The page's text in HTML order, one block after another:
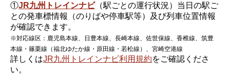
①JR九州トレインナビ（駅ごとの運行状況）当日の駅ご
との発車標情報（のりばや停車駅等）及び列車位置情報
が確認できます。
※対応線区：鹿児島本線、日豊本線、長崎本線、佐世保線、香椎線、筑豊
本線・篠栗線（福北ゆたか線・原田線・若松線）、宮崎空港線
詳しくはJR九州トレインナビ利用規約をご確認くださ
い。